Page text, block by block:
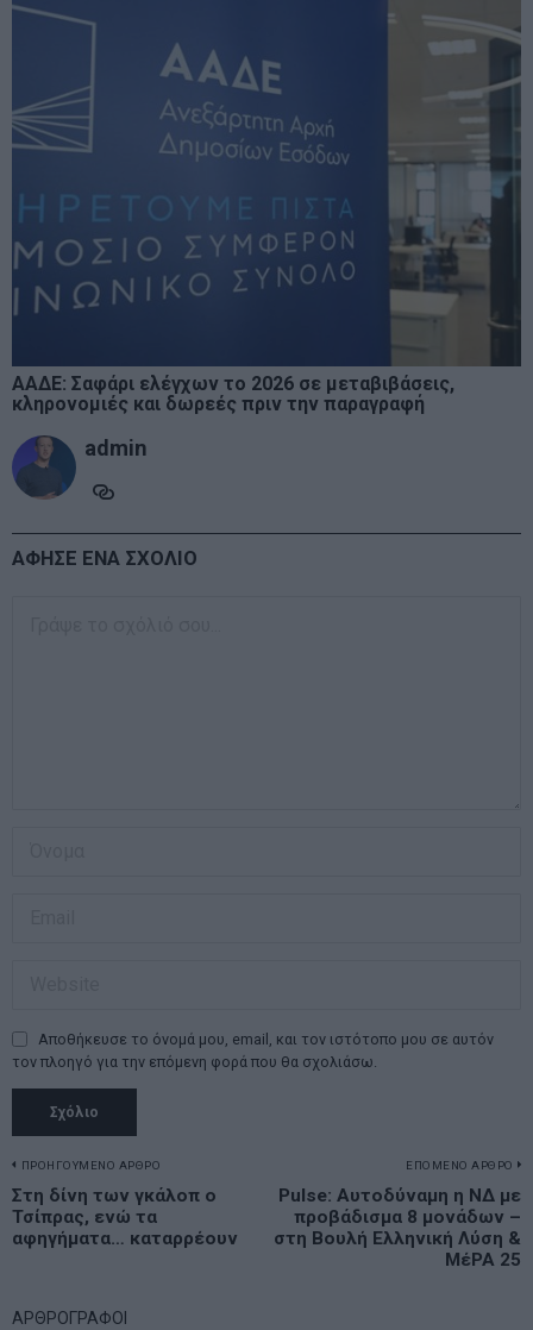
ΑΑΔΕ: Σαφάρι ελέγχων το 2026 σε μεταβιβάσεις,
κληρονομιές και δωρεές πριν την παραγραφή
admin
ΑΦΗΣΕ ΕΝΑ ΣΧΟΛΙΟ
Αποθήκευσε το όνομά μου, email, και τον ιστότοπο μου σε αυτόν
τον πλοηγό για την επόμενη φορά που θα σχολιάσω.
Πλοήγηση
άρθρων
ΠΡΟΗΓΟΥΜΕΝΟ ΑΡΘΡΟ
Previous
post:
Στη δίνη των γκάλοπ ο
Τσίπρας, ενώ τα
αφηγήματα… καταρρέουν
ΕΠΟΜΕΝΟ ΑΡΘΡΟ
Pulse: Αυτοδύναμη η ΝΔ με
προβάδισμα 8 μονάδων –
στη Βουλή Ελληνική Λύση &
ΜέΡΑ 25
ΑΡΘΡΟΓΡΑΦΟΙ